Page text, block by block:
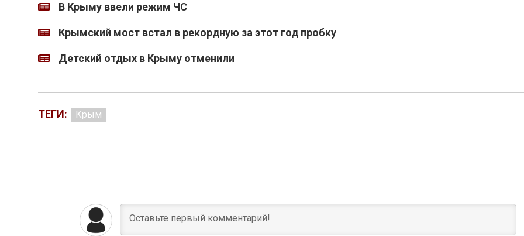
В Крыму ввели режим ЧС
Крымский мост встал в рекордную за этот год пробку
Детский отдых в Крыму отменили
ТЕГИ: Крым